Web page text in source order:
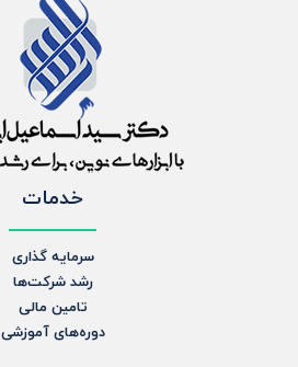
خدمات
سرمایه گذاری
رشد شرکت‌ها
تامین مالی
دوره‌های آموزشی